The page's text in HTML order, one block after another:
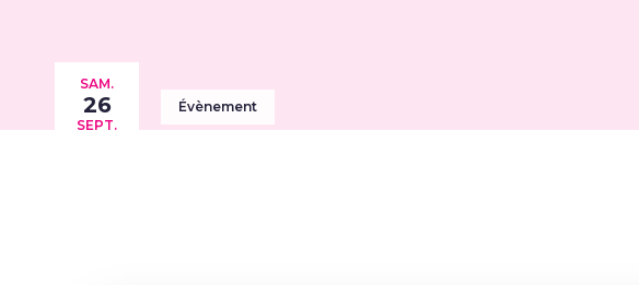
SAM.
26
SEPT.
Évènement